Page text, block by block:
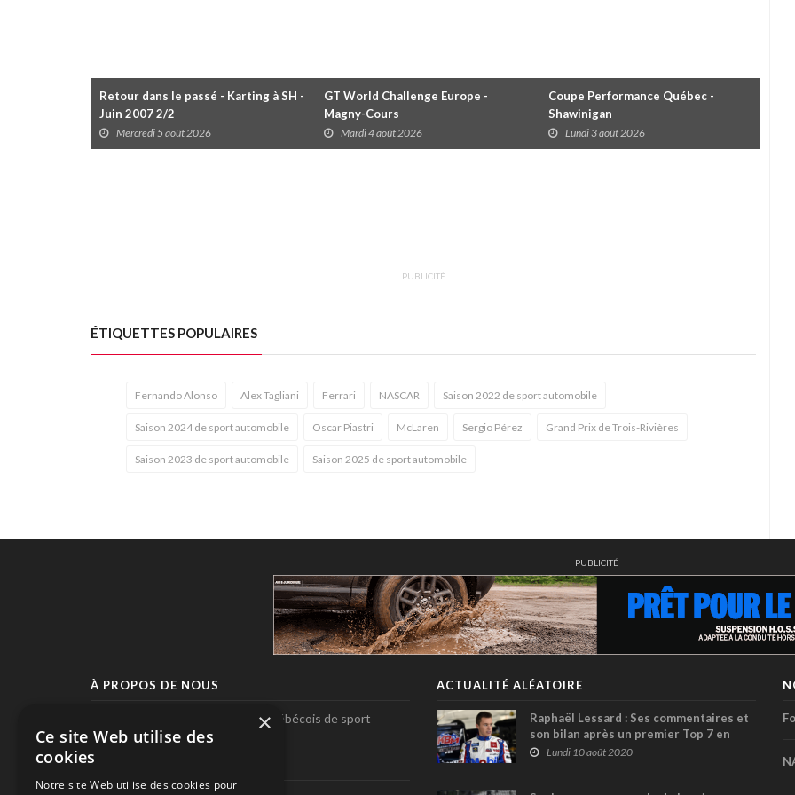
Retour dans le passé - Karting à SH -
Juin 2007 2/2
Mercredi 5 août 2026
GT World Challenge Europe -
Magny-Cours
Mardi 4 août 2026
Coupe Performance Québec -
Shawinigan
Lundi 3 août 2026
PUBLICITÉ
ÉTIQUETTES POPULAIRES
Fernando Alonso Alex Tagliani Ferrari NASCAR Saison 2022 de sport automobile
Saison 2024 de sport automobile Oscar Piastri McLaren Sergio Pérez Grand Prix de Trois-Rivières
Saison 2023 de sport automobile Saison 2025 de sport automobile
PUBLICITÉ
À PROPOS DE NOUS
Pole-Position, le seul magazine québécois de sport
automobile.
SUIVEZ-NOUS
ACTUALITÉ ALÉATOIRE
Raphaël Lessard : Ses commentaires et
son bilan après un premier Top 7 en
NASCAR Truck
Lundi 10 août 2020
×
Ce site Web utilise des
cookies
Notre site Web utilise des cookies pour